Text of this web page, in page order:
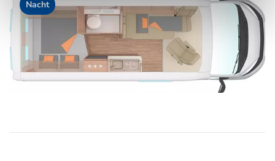
Nacht